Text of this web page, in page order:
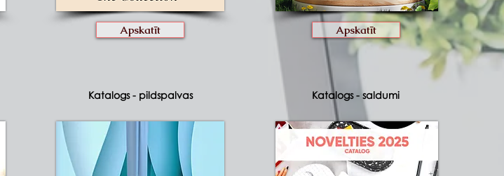
Apskatīt Apskatīt
Katalogs - pildspalvas Katalogs - saldumi